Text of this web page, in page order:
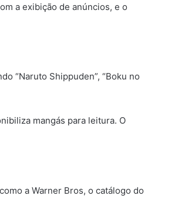
a exibição de anúncios, e o
“Naruto Shippuden”, “Boku no
mangás para leitura. O
a Warner Bros, o catálogo do